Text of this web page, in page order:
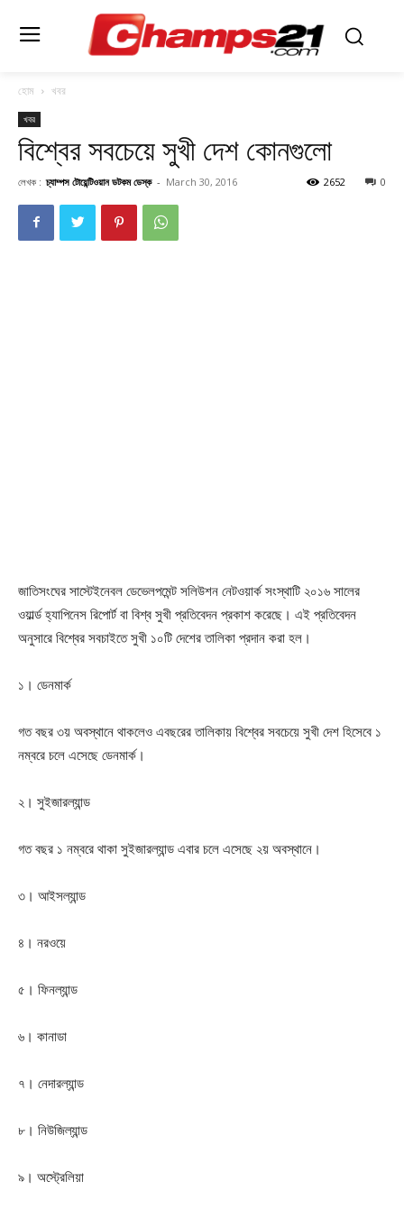
হোম খবর
খবর
বিশ্বের সবচেয়ে সুখী দেশ কোনগুলো
লেখক : চ্যাম্পস টোয়েন্টিওয়ান ডটকম ডেস্ক - March 30, 2016 0
2652
জাতিসংঘের সাস্টেইনেবল ডেভেলপমেন্ট সলিউশন নেটওয়ার্ক সংস্থাটি ২০১৬ সালের
ওয়ার্ল্ড হ্যাপিনেস রিপোর্ট বা বিশ্ব সুখী প্রতিবেদন প্রকাশ করেছে। এই প্রতিবেদন
অনুসারে বিশ্বের সবচাইতে সুখী ১০টি দেশের তালিকা প্রদান করা হল।
১। ডেনমার্ক
গত বছর ৩য় অবস্থানে থাকলেও এবছরের তালিকায় বিশ্বের সবচেয়ে সুখী দেশ হিসেবে ১
নম্বরে চলে এসেছে ডেনমার্ক।
২। সুইজারল্যান্ড
গত বছর ১ নম্বরে থাকা সুইজারল্যান্ড এবার চলে এসেছে ২য় অবস্থানে।
৩। আইসল্যান্ড
৪। নরওয়ে
৫। ফিনল্যান্ড
৬। কানাডা
৭। নেদারল্যান্ড
৮। নিউজিল্যান্ড
৯। অস্ট্রেলিয়া